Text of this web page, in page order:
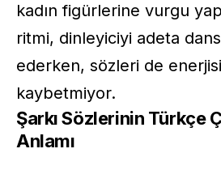
kadın figürlerine vurgu
ritmi, dinleyiciyi adeta
ederken, sözleri de
kaybetmiyor.
Şarkı Sözlerinin Türkçe
Anlamı